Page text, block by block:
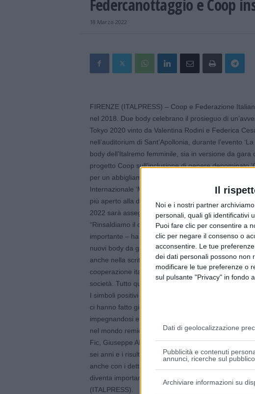
Il
Noi e i nostri partner
personali, quali gli identificativi
Puoi fare clic per consentire a
clic per negare il consenso o
acconsentire. Le tue
dei dati personali possono non
modificare le tue preferenze o
sul pulsante "Privacy" in fondo
Dati di geolocalizzazione
Pubblicità e contenuti
annunci, ricerche sul
Archiviare informazioni su
Federcanottaggio e Coop
18 Marzo 2022
FIRENZE (ITALPRESS) – Coop e Federazione
nel 2018. Due body celebrano il prosieguo di
Tokyo 2020 vinto da Valentina Rodini e Federica
nell’auditorium di Sant’Apollonia, durante l’evento
body dell’Italremo femminile, sia in versione da
progetto Coop sull’inclusione di genere denominato
per un abbigliamento speciale che sarà indossato
Internazionale ‘Memorial Paolo d’Alojà. Una
più aperto alla donna, anche attraverso l’istituzione
2022 sarà assegnata alla società prima classificata
“Rinsaldiamo il connubio fra Coop e
importante – ha spiegato Maura Latini,
nuovi body da gara della squadra femminile è una
anche nella scritta ‘Close The Gap’, uno slogan per
cooperazione italiana ha preso per aiutare le donne
società. Tutto questo viene rappresentato
I simboli positivi sono molto importanti per le giovani
ci hanno fatto gioire in questi anni, il canottaggio
impegnandosi e vivendo in maniera corretta e
nel mondo remiero è ben vivo ed è soprattutto in
Fic, Giuseppe Abbagnale -. Celebriamo un
sei anni e i risultati non indifferenti raggiunti. Il
anche con i dettagli e i particolari, l’abbigliamento è
diventa importante per il risultato”.
(ITALPRESS).